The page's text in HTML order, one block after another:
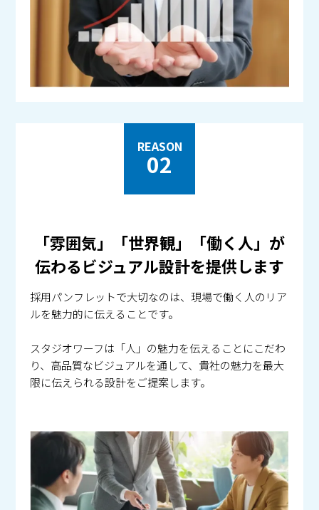
REASON
02
「雰囲気」「世界観」「働く人」が
伝わるビジュアル設計を提供します
採用パンフレットで大切なのは、現場で働く人のリア
ルを魅力的に伝えることです。
スタジオワーフは「人」の魅力を伝えることにこだわ
り、高品質なビジュアルを通して、貴社の魅力を最大
限に伝えられる設計をご提案します。